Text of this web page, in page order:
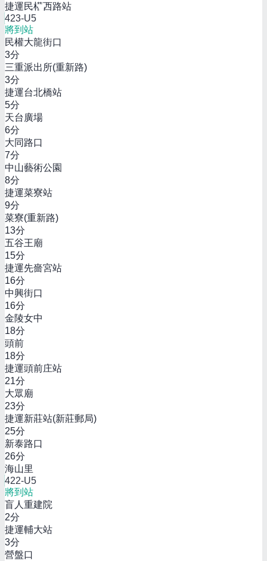
捷運民權西路站
423-U5
將到站
民權大龍街口
3分
三重派出所(重新路)
3分
捷運台北橋站
5分
天台廣場
6分
大同路口
7分
中山藝術公園
8分
捷運菜寮站
9分
菜寮(重新路)
13分
五谷王廟
15分
捷運先嗇宮站
16分
中興街口
16分
金陵女中
18分
頭前
18分
捷運頭前庄站
21分
大眾廟
23分
捷運新莊站(新莊郵局)
25分
新泰路口
26分
海山里
422-U5
將到站
盲人重建院
2分
捷運輔大站
3分
營盤口